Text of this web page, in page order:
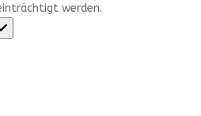
werden.